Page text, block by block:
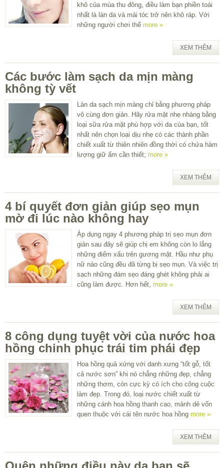
khô của mùa thu đông, điều làm bạn phiền toái
nhất là làn da và mái tóc trở nên khô ráp. Với
những người chơi thể more »
XEM THÊM
Các bước làm sạch da mịn màng
không tỳ vết
Làn da sạch mịn màng chỉ bằng phương pháp
vô cùng đơn giản. Hãy rửa mặt nhẹ nhàng bằng
loại sữa rửa mặt phù hợp với da của bạn, tốt
nhất nên chọn loại dịu nhẹ có các thành phần
chiết xuất từ thiên nhiên đồng thời có chứa hàm
lượng giữ ẩm cần thiết; more »
XEM THÊM
4 bí quyết đơn giản giúp sẹo mụn
mờ đi lúc nào không hay
Áp dụng ngay 4 phương pháp trị sẹo mụn đơn
giản sau đây sẽ giúp chị em không còn lo lắng
những điểm xấu trên gương mặt. Hầu như phụ
nữ nào cũng đều đã từng bị sẹo mụn. Và việc trị
sạch những đám sẹo đáng ghét không phải ai
cũng làm được. Hơn hết, more »
XEM THÊM
8 công dụng tuyệt vời của nước hoa
hồng chinh phục trái tim phái đẹp
Hoa hồng quả xứng với danh xưng “tốt gỗ, tốt
cả nước sơn” khi nó chẳng những đẹp, chẳng
những thơm, còn cực kỳ có ích cho công cuộc
làm đẹp. Trong đó, loại nước chiết xuất từ
những cánh hoa hồng thanh cao, mảnh dẻ vốn
quen thuộc với cái tên nước hoa hồng more »
XEM THÊM